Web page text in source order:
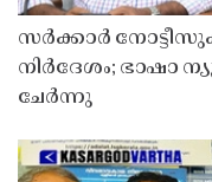
സർക്കാർ
നിർദേശം; ഭാഷാ
ചേർന്നു